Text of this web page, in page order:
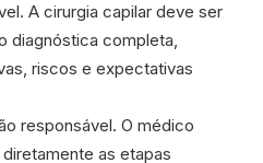
A cirurgia capilar deve ser
diagnóstica completa,
riscos e expectativas
responsável. O médico
as etapas